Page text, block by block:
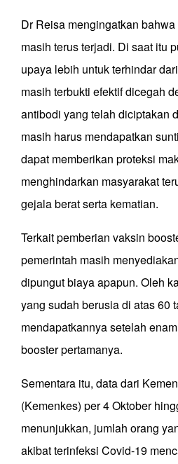
Dr Reisa mengingatkan
masih terus terjadi. Di saat itu
upaya lebih untuk terhindar
masih terbukti efektif dicegah
antibodi yang telah diciptakan
masih harus mendapatkan
dapat memberikan proteksi
menghindarkan masyarakat
gejala berat serta kematian.
Terkait pemberian vaksin
pemerintah masih
dipungut biaya apapun. Oleh
yang sudah berusia di atas 60
mendapatkannya setelah
booster pertamanya.
Sementara itu, data dari
(Kemenkes) per 4 Oktober
menunjukkan, jumlah orang
akibat terinfeksi Covid-19